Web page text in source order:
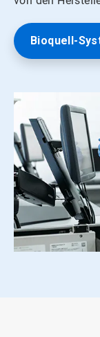
Bioquell-